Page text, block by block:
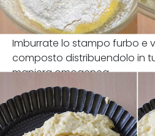
Imburrate lo stampo furbo e
composto distribuendolo in
maniera omogenea.